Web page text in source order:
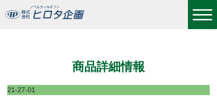
商品詳細情報
21-27-01